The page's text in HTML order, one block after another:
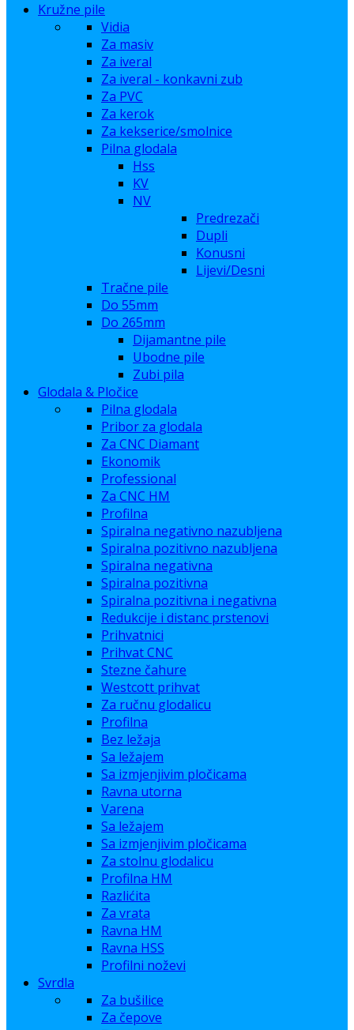
Kružne pile
Vidia
Za masiv
Za iveral
Za iveral - konkavni zub
Za PVC
Za kerok
Za kekserice/smolnice
Pilna glodala
Hss
KV
NV
Predrezači
Dupli
Konusni
Lijevi/Desni
Tračne pile
Do 55mm
Do 265mm
Dijamantne pile
Ubodne pile
Zubi pila
Glodala & Pločice
Pilna glodala
Pribor za glodala
Za CNC Diamant
Ekonomik
Professional
Za CNC HM
Profilna
Spiralna negativno nazubljena
Spiralna pozitivno nazubljena
Spiralna negativna
Spiralna pozitivna
Spiralna pozitivna i negativna
Redukcije i distanc prstenovi
Prihvatnici
Prihvat CNC
Stezne čahure
Westcott prihvat
Za ručnu glodalicu
Profilna
Bez ležaja
Sa ležajem
Sa izmjenjivim pločicama
Ravna utorna
Varena
Sa ležajem
Sa izmjenjivim pločicama
Za stolnu glodalicu
Profilna HM
Razlićita
Za vrata
Ravna HM
Ravna HSS
Profilni noževi
Svrdla
Za bušilice
Za čepove